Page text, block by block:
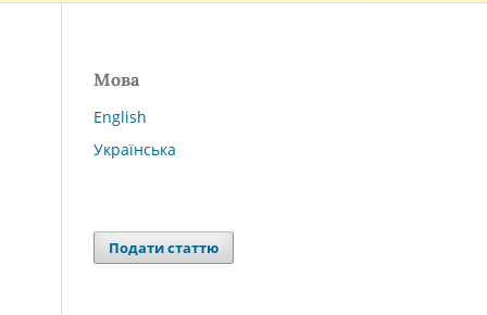
Мова
English
Українська
Подати статтю